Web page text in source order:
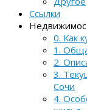
Ссылки
0. Как
1.
2.
3.
Сочи
4.